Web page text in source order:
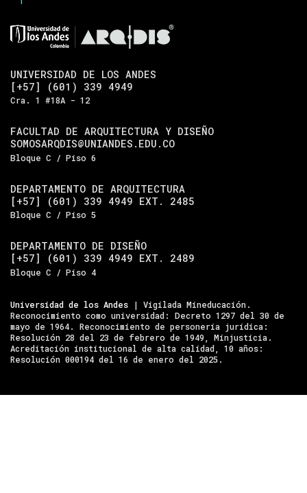
UNIVERSIDAD DE LOS ANDES
[+57] (601) 339 4949
Cra. 1 #18A - 12
FACULTAD DE ARQUITECTURA Y DISEÑO
SOMOSARQDIS@UNIANDES.EDU.CO
Bloque C / Piso 6
DEPARTAMENTO DE ARQUITECTURA
[+57] (601) 339 4949 EXT. 2485
Bloque C / Piso 5
DEPARTAMENTO DE DISEÑO
[+57] (601) 339 4949 EXT. 2489
Bloque C / Piso 4
Universidad de los Andes | Vigilada Mineducación.
Reconocimiento como universidad: Decreto 1297 del 30 de
mayo de 1964. Reconocimiento de personería jurídica:
Resolución 28 del 23 de febrero de 1949, Minjusticia.
Acreditación institucional de alta calidad, 10 años:
Resolución 000194 del 16 de enero del 2025.